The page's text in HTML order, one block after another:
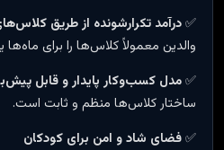
✅درآمد تکرارشونده از طریق
والدین معمولاً کلاس‌ها را برای
✅مدل کسب‌وکار پایدار و قابل
ساختار کلاس‌ها منظم و ثابت است.
✅فضای شاد و امن برای کودکان